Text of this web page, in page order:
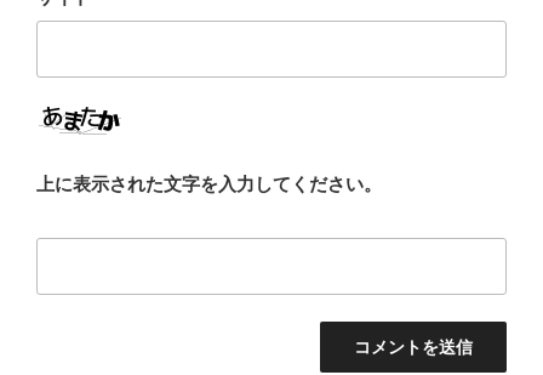
上に表示された文字を入力してください。